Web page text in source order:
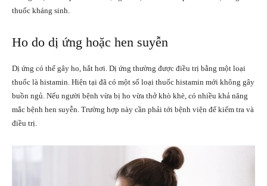
thuốc kháng sinh.
Ho do dị ứng hoặc hen suyễn
Dị ứng có thể gây ho, hắt hơi. Dị ứng thường được điều trị bằng một loại
thuốc là histamin. Hiện tại đã có một số loại thuốc histamin mới không gây
buồn ngủ. Nếu người bệnh vừa bị ho vừa thở khò khè, có nhiều khả năng
mắc bệnh hen suyễn. Trường hợp này cần phải tới bệnh viện để kiểm tra và
điều trị.